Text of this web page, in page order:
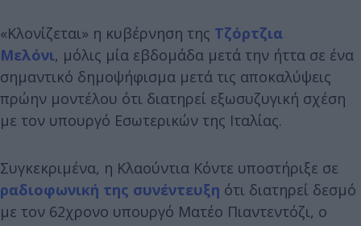
«Κλονίζεται» η κυβέρνηση της Τζόρτζια
Μελόνι, μόλις μία εβδομάδα μετά την ήττα σε ένα
σημαντικό δημοψήφισμα μετά τις αποκαλύψεις
πρώην μοντέλου ότι διατηρεί εξωσυζυγική σχέση
με τον υπουργό Εσωτερικών της Ιταλίας.
Συγκεκριμένα, η Κλαούντια Κόντε υποστήριξε σε
ραδιοφωνική της συνέντευξη ότι διατηρεί δεσμό
με τον 62χρονο υπουργό Ματέο Πιαντεντόζι, ο